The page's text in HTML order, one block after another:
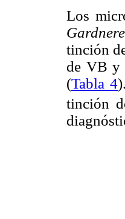
Los
tinción
de VB y
(Tabla 4
tinción